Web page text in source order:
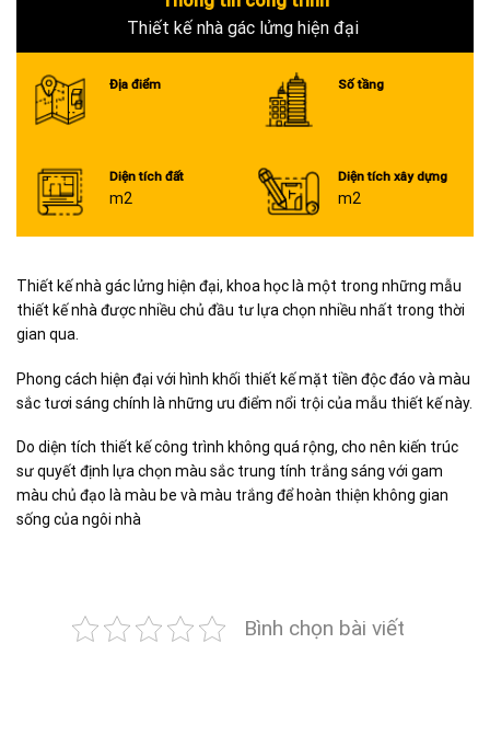
Thiết kế nhà gác lửng hiện đại
Địa điểm Số tầng
Diện tích đất
m2
Diện tích xây dựng
m2
Thiết kế nhà gác lửng hiện đại, khoa học là một trong những mẫu
thiết kế nhà được nhiều chủ đầu tư lựa chọn nhiều nhất trong thời
gian qua.
Phong cách hiện đại với hình khối thiết kế mặt tiền độc đáo và màu
sắc tươi sáng chính là những ưu điểm nổi trội của mẫu thiết kế này.
Do diện tích thiết kế công trình không quá rộng, cho nên kiến trúc
sư quyết định lựa chọn màu sắc trung tính trắng sáng với gam
màu chủ đạo là màu be và màu trắng để hoàn thiện không gian
sống của ngôi nhà
Bình chọn bài viết